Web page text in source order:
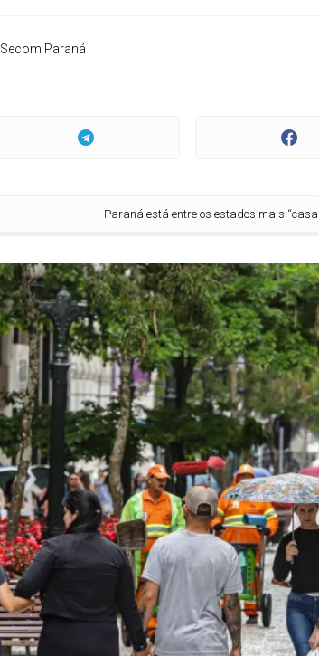
Secom Paraná
Paraná está entre os estados mais “casamenteiros”